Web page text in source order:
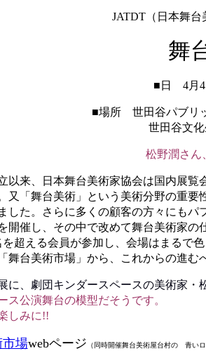
JATDT（日本舞
舞
■日 4月4
■場所 世田谷パブ
世田谷文化生
松野潤さん
以来、日本舞台美術家協会は国内展
又「舞台美術」という美術分野の重
した。さらに多くの顧客の方々にも
開催し、その中で改めて舞台美術家
を超える会員が参加し、会場はまるで
舞台美術市場」から、これからの進
に、劇団キンダースペースの美術家
ス公演舞台の模型だそうです。
しみに!!
場webページ （同時開催舞台美術屋台村の 青い